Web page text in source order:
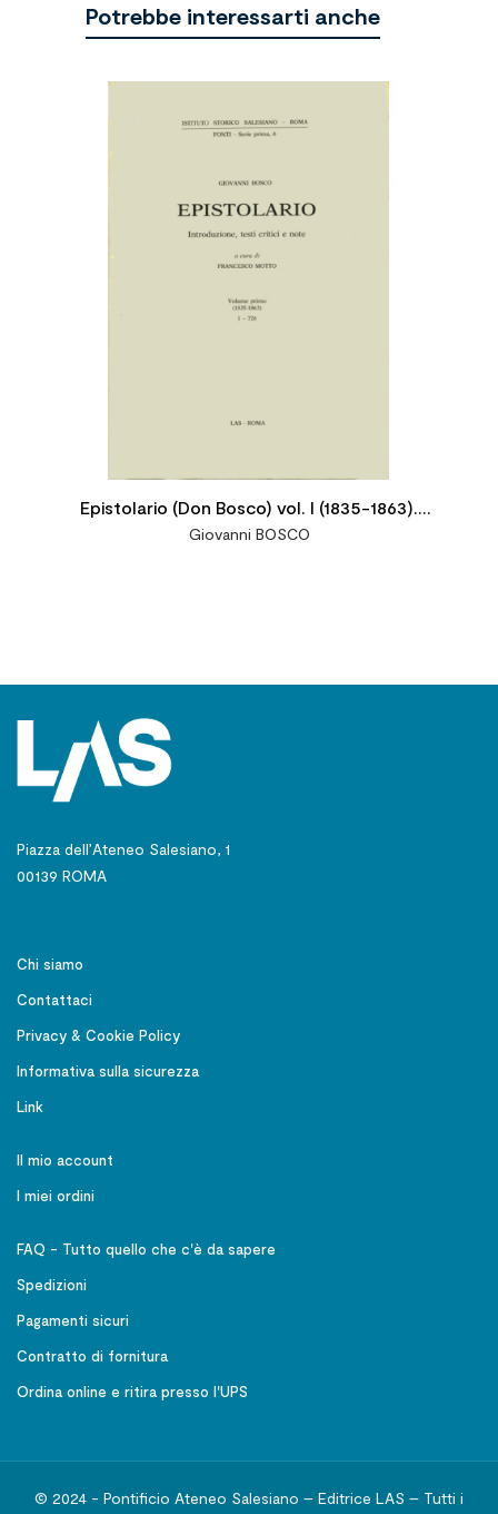
Potrebbe interessarti anche
Epistolario (Don Bosco) vol. I (1835-1863).
Lettere: 1-726. Introduzione note critiche e
Giovanni BOSCO
Piazza dell’Ateneo Salesiano, 1
00139 ROMA
Chi siamo
Contattaci
Privacy & Cookie Policy
Informativa sulla sicurezza
Link
Il mio account
I miei ordini
FAQ - Tutto quello che c'è da sapere
Spedizioni
Pagamenti sicuri
Contratto di fornitura
Ordina online e ritira presso l'UPS
© 2024 - Pontificio Ateneo Salesiano – Editrice LAS – Tutti i